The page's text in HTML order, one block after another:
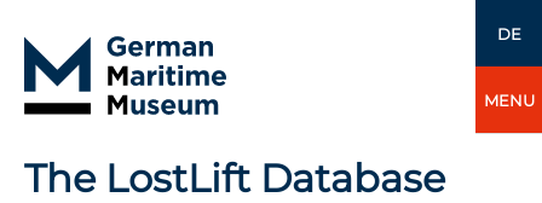
DE
MENU
The LostLift Database